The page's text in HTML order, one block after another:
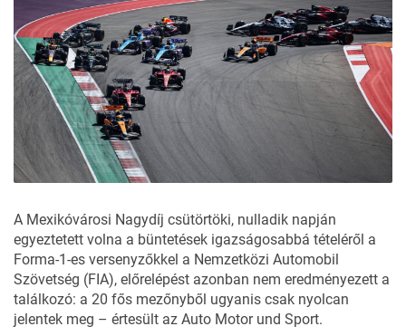
A Mexikóvárosi Nagydíj csütörtöki, nulladik napján
egyeztetett volna a büntetések igazságosabbá tételéről a
Forma-1-es versenyzőkkel a Nemzetközi Automobil
Szövetség (FIA), előrelépést azonban nem eredményezett a
találkozó: a 20 fős mezőnyből ugyanis csak nyolcan
jelentek meg – értesült az Auto Motor und Sport.